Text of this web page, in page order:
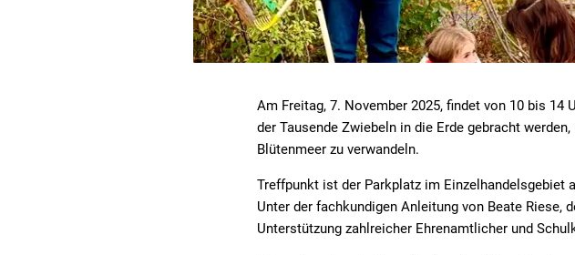
Am Freitag, 7. November 2025, findet von 10 bis
der Tausende Zwiebeln in die Erde gebracht
Blütenmeer zu verwandeln.
Treffpunkt ist der Parkplatz im Einzelhandelsgebiet
Unter der fachkundigen Anleitung von Beate
Unterstützung zahlreicher Ehrenamtlicher und